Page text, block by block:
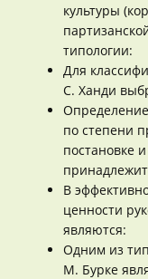
культуры
типологии:
Для
С. Ханди
по степени
постановке
В
ценности
являются:
Одним из
М. Бурке